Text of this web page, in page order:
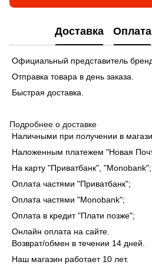
Доставка Оплата
Официальный представитель
Отправка товара в день заказа.
Быстрая доставка.
Подробнее о доставке
Наличными при получении в
Наложенным платежем "Новая
На карту "Приватбанк", "Monobank";
Оплата частями "Приватбанк";
Оплата частями "Monobank";
Оплата в кредит "Плати позже";
Онлайн оплата на сайте.
Возврат/обмен в течении 14 дней.
Наш магазин работает 10 лет.